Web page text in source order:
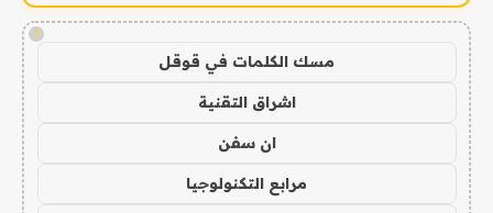
!
مسك الكلمات في قوقل
اشراق التقنية
ان سفن
مرابع التكنولوجيا